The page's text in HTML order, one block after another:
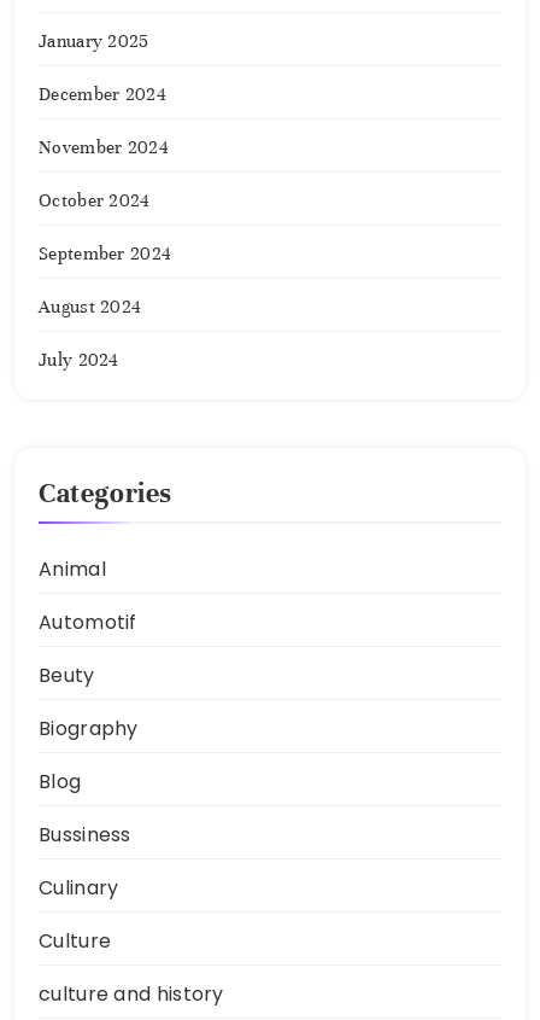
January 2025
December 2024
November 2024
October 2024
September 2024
August 2024
July 2024
Categories
Animal
Automotif
Beuty
Biography
Blog
Bussiness
Culinary
Culture
culture and history